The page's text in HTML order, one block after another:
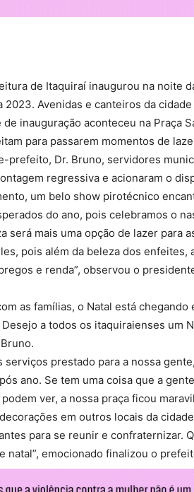
de Itaquiraí inaugurou na noite
Avenidas e canteiros da
inauguração aconteceu na Praça
para passarem momentos de
prefeito, Dr. Bruno, servidores
regressiva e acionaram o
um belo show pirotécnico
do ano, pois celebramos o
será mais uma opção de lazer para
pois além da beleza dos enfeites,
e renda”, observou o
as famílias, o Natal está chegando
a todos os itaquiraienses um
serviços prestado para a nossa
ano. Se tem uma coisa que a
ver, a nossa praça ficou
em outros locais da
para se reunir e confraternizar.
natal”, emocionado finalizou o